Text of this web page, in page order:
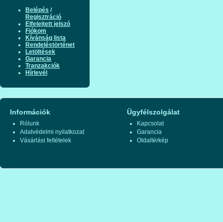
Belépés /
Regisztráció
Elfelejtett jelszó
Fiókom
Kívánság lista
Rendeléstörténet
Letöltések
Garancia
Tranzakciók
Hírlevél
Információk
Rólunk
Adatvédelmi nyilatkozat
Vásárlási feltételek
Ügyfélszolgálat
Kapcsolat
Garancia
Oldaltérkép